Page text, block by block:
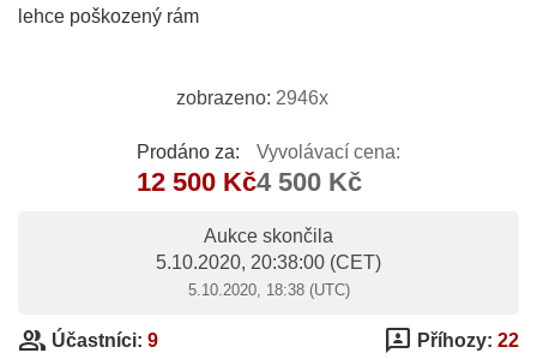
lehce poškozený rám
zobrazeno: 2946x
Prodáno za:
12 500 Kč
Vyvolávací cena:
4 500 Kč
Aukce skončila
5.10.2020, 20:38:00 (CET)
5.10.2020, 18:38 (UTC)
group Účastníci: 9 3p Příhozy: 22